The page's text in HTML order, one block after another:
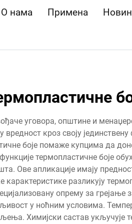
О нама Примена
уговора, општине и
кроз своју
боје помаже купцима да
термопластичне боје
Ове апликације имају
разликују
опрему за
у ноћним условима.
Химијски састав укључује